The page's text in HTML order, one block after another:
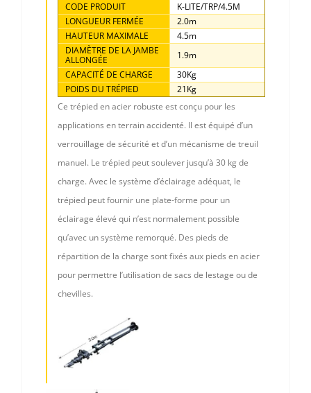
CODE PRODUIT
K-LITE/TRP/4.5M
LONGUEUR FERMÉE
2.0m
HAUTEUR MAXIMALE
4.5m
DIAMÈTRE DE LA JAMBE
ALLONGÉE
1.9m
CAPACITÉ DE CHARGE
30Kg
POIDS DU TRÉPIED
21Kg
Ce trépied en acier robuste est conçu pour les
applications en terrain accidenté. Il est équipé d’un
verrouillage de sécurité et d’un mécanisme de treuil
manuel. Le trépied peut soulever jusqu’à 30 kg de
charge. Avec le système d’éclairage adéquat, le
trépied peut fournir une plate-forme pour un
éclairage élevé qui n’est normalement possible
qu’avec un système remorqué. Des pieds de
répartition de la charge sont fixés aux pieds en acier
pour permettre l’utilisation de sacs de lestage ou de
chevilles.